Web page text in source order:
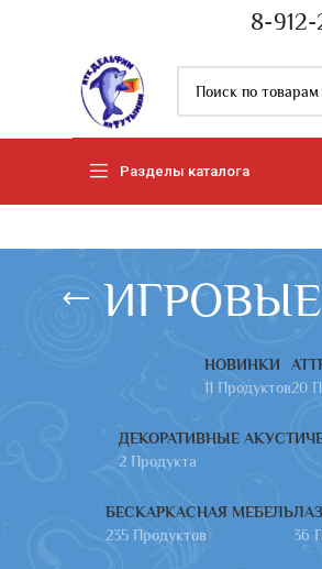
8-
Разделы каталога
НОВИНКИ
11 Продуктов20
ДЕКОРАТИВНЫЕ
2 Продукта
БЕСКАРКАСНАЯ МЕБЕЛЬ
235 Продуктов
36